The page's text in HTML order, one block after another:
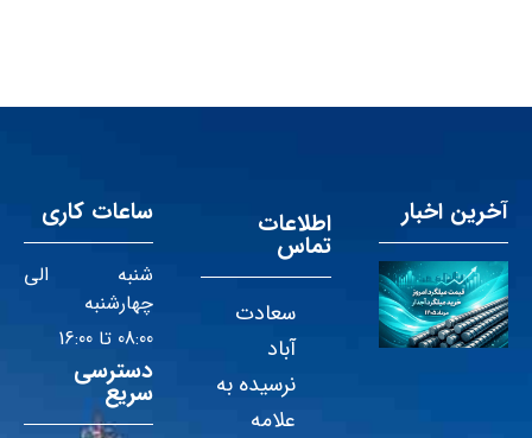
آخرین اخبار اطلاعات
تماس
سعادت
آباد
نرسیده به
علامه
ساعات کاری
شنبه الی
چهارشنبه
08:00 تا 16:00
دسترسی
سریع